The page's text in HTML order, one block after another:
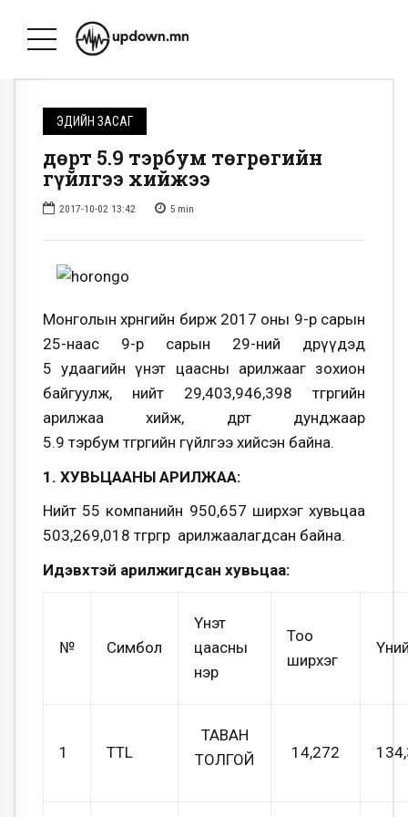
ЭДИЙН ЗАСАГ
Өдөрт 5.9 тэрбум төгрөгийн
гүйлгээ хийжээ
2017-10-02 13:42 5 min
Монголын хөрөнгийн бирж 2017 оны 9-р сарын
25-наас 9-р сарын 29-ний өдрүүдэд
5 удаагийн үнэт цаасны арилжааг зохион
байгуулж, нийт 29,403,946,398 төгрөгийн
арилжаа хийж, өдөрт дунджаар
5.9 тэрбум төгрөгийн гүйлгээ хийсэн байна.
1. ХУВЬЦААНЫ АРИЛЖАА:
Нийт 55 компанийн 950,657 ширхэг хувьцаа
503,269,018 төгрөгөөр арилжаалагдсан байна.
Идэвхтэй арилжигдсан хувьцаа:
№ Симбол
Үнэт
цаасны
нэр
Тоо
ширхэг
1 TTL
ТАВАН
ТОЛГОЙ
14,272